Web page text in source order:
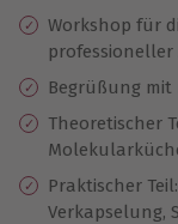
10 Jahre
Workshop für
Begrüßung
Theoretischer
Praktischer
Verkapselung,